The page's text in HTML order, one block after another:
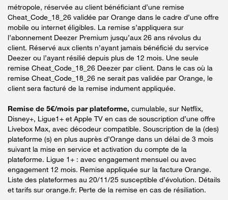
métropole, réservée au client bénéficiant d’une remise
Cheat_Code_18_26 validée par Orange dans le cadre d’une offre
mobile ou internet éligibles. La remise s’appliquera sur
l’abonnement Deezer Premium jusqu’aux 26 ans révolus du
client. Réservé aux clients n’ayant jamais bénéficié du service
Deezer ou l’ayant résilié depuis plus de 12 mois. Une seule
remise Cheat_Code_18_26 Deezer par client. Dans le cas où la
remise Cheat_Code_18_26 ne serait pas validée par Orange, le
client sera facturé de la remise indument appliquée.
Remise de 5€/mois par plateforme, cumulable, sur Netflix,
Disney+, Ligue1+ et Apple TV en cas de souscription d’une offre
Livebox Max, avec décodeur compatible. Souscription de la (des)
plateforme (s) en plus auprès d’Orange dans un délai de 3 mois
suivant la mise en service et activation du compte de la
plateforme. Ligue 1+ : avec engagement mensuel ou avec
engagement 12 mois. Remise appliquée sur la facture Orange.
Liste des plateformes au 20/11/25 susceptible d’évolution. Détails
et tarifs sur orange.fr. Perte de la remise en cas de résiliation.